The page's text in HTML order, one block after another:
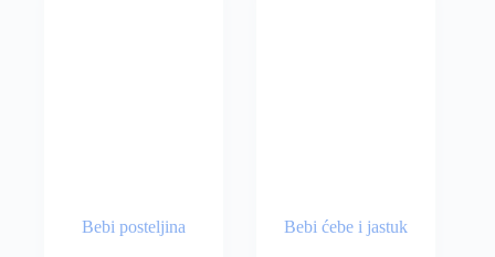
Bebi posteljina Bebi ćebe i jastuk